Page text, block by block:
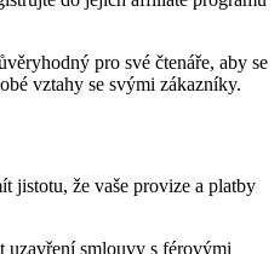
pro své čtenáře, aby se
vztahy se svými zákazníky.
jistotu, že vaše provize a platby
uzavření smlouvy s férovými